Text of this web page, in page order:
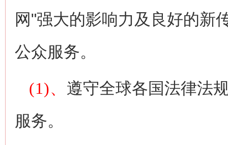
网"强大的影响力及良好的新
公众服务。
(1)、 遵守全球各国法律法
服务。